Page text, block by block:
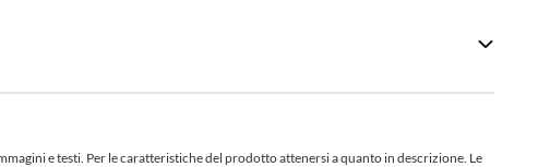
e testi. Per le caratteristiche del prodotto attenersi a quanto in descrizione. Le